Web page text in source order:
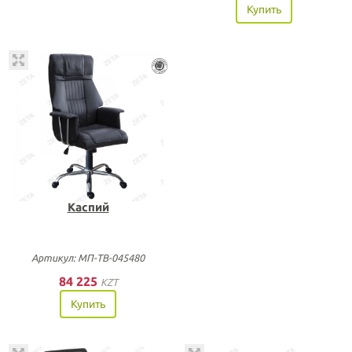
Купить
Каспий
Артикул: МП-ТВ-045480
84 225 KZT
Купить